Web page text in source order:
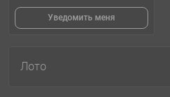
Уведомить меня
Лото